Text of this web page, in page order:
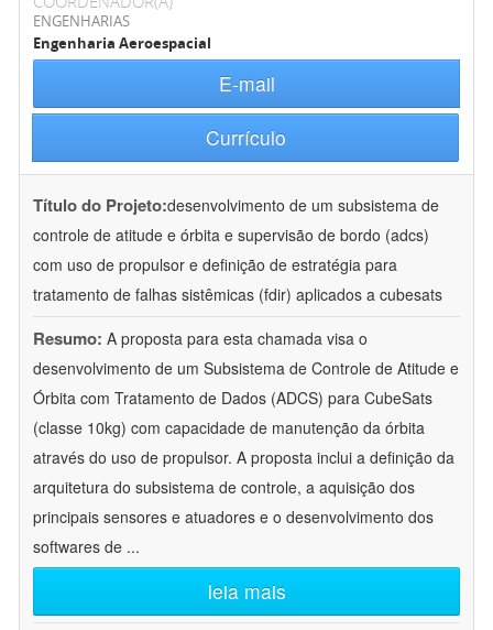
ENGENHARIAS
Engenharia Aeroespacial
E-mail
Currículo
Título do Projeto:desenvolvimento de um subsistema de
controle de atitude e órbita e supervisão de bordo (adcs)
com uso de propulsor e definição de estratégia para
tratamento de falhas sistêmicas (fdir) aplicados a cubesats
Resumo: A proposta para esta chamada visa o
desenvolvimento de um Subsistema de Controle de Atitude e
Órbita com Tratamento de Dados (ADCS) para CubeSats
(classe 10kg) com capacidade de manutenção da órbita
através do uso de propulsor. A proposta inclui a definição da
arquitetura do subsistema de controle, a aquisição dos
principais sensores e atuadores e o desenvolvimento dos
softwares de ...
leia mais